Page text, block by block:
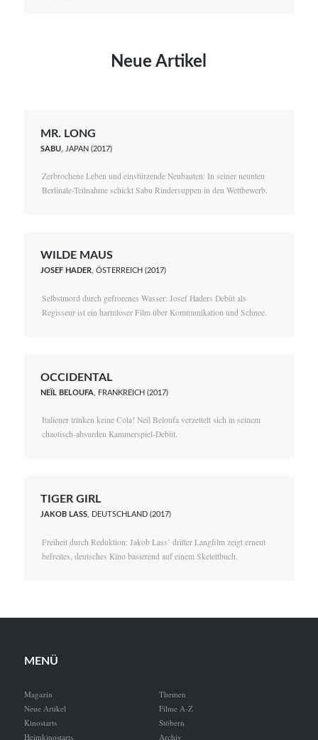
Neue Artikel
MR. LONG
SABU , JAPAN (2017)
Zerbrochene Leben und einstürzende Neubauten: In seiner neunten
Berlinale-Teilnahme schickt Sabu Rindersuppen in den Wettbewerb.
WILDE MAUS
JOSEF HADER, ÖSTERREICH (2017)
Selbstmord durch gefrorenes Wasser: Josef Haders Debüt als
Regisseur ist ein harmloser Film über Kommunikation und Schnee.
OCCIDENTAL
NEÏL BELOUFA , FRANKREICH (2017)
Italiener trinken keine Cola! Neïl Beloufa verzettelt sich in seinem
chaotisch-absurden Kammerspiel-Debüt.
TIGER GIRL
JAKOB LASS , DEUTSCHLAND (2017)
Freiheit durch Reduktion: Jakob Lass’ dritter Langfilm zeigt erneut
befreites, deutsches Kino basierend auf einem Skelettbuch.
MENÜ
Magazin
Neue Artikel
Kinostarts
Heimkinostarts
Themen
Filme A-Z
Stöbern
Archiv